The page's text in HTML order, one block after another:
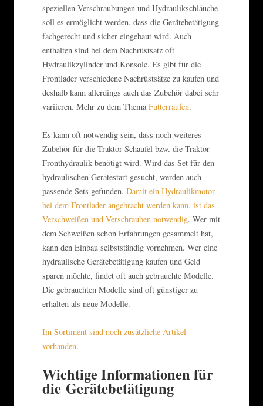
speziellen Verschraubungen und Hydraulikschläuche
soll es ermöglicht werden, dass die Gerätebetätigung
fachgerecht und sicher eingebaut wird. Auch
enthalten sind bei dem Nachrüstsatz oft
Hydraulikzylinder und Konsole. Es gibt für die
Frontlader verschiedene Nachrüstsätze zu kaufen und
deshalb kann allerdings auch das Zubehör dabei sehr
variieren. Mehr zu dem ThemaFutterraufen.
Es kann oft notwendig sein, dass noch weiteres
Zubehör für die Traktor-Schaufel bzw. die Traktor-
Fronthydraulik benötigt wird. Wird das Set für den
hydraulischen Gerätestart gesucht, werden auch
passende Sets gefunden. Damit ein Hydraulikmotor
bei dem Frontlader angebracht werden kann, ist das
Verschweißen und Verschrauben notwendig. Wer mit
dem Schweißen schon Erfahrungen gesammelt hat,
kann den Einbau selbstständig vornehmen. Wer eine
hydraulische Gerätebetätigung kaufen und Geld
sparen möchte, findet oft auch gebrauchte Modelle.
Die gebrauchten Modelle sind oft günstiger zu
erhalten als neue Modelle.
Im Sortiment sind noch zusätzliche Artikel
vorhanden.
Wichtige Informationen für
die Gerätebetätigung